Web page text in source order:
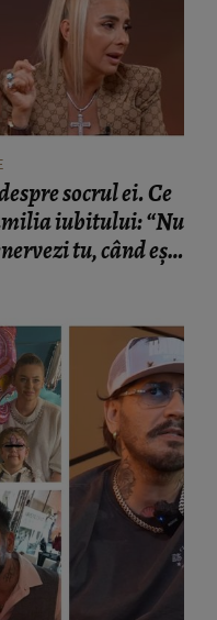
socrul ei. Ce
iubitului: “Nu
tu, când ești